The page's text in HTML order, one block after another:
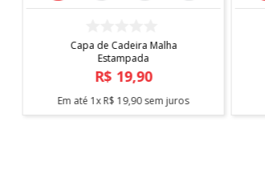
Capa de Cadeira Malha
Estampada
R$ 19,90
Em até 1xR$ 19,90sem juros